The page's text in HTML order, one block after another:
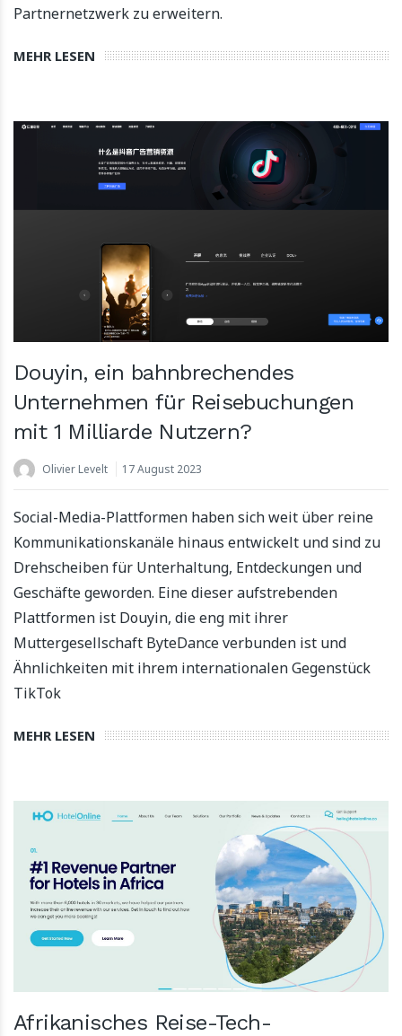
Partnernetzwerk zu erweitern.
MEHR LESEN
Douyin, ein bahnbrechendes
Unternehmen für Reisebuchungen
mit 1 Milliarde Nutzern?
Olivier Levelt 17 August 2023
Social-Media-Plattformen haben sich weit über reine
Kommunikationskanäle hinaus entwickelt und sind zu
Drehscheiben für Unterhaltung, Entdeckungen und
Geschäfte geworden. Eine dieser aufstrebenden
Plattformen ist Douyin, die eng mit ihrer
Muttergesellschaft ByteDance verbunden ist und
Ähnlichkeiten mit ihrem internationalen Gegenstück
TikTok
MEHR LESEN
Afrikanisches Reise-Tech-